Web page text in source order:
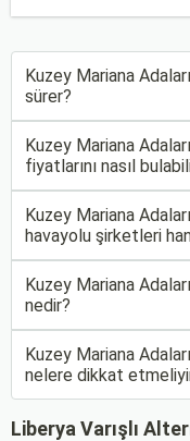
Kuzey Mariana
sürer?
Kuzey Mariana
fiyatlarını nasıl
Kuzey Mariana
havayolu şirketleri
Kuzey Mariana
nedir?
Kuzey Mariana
nelere dikkat
Liberya Varışlı